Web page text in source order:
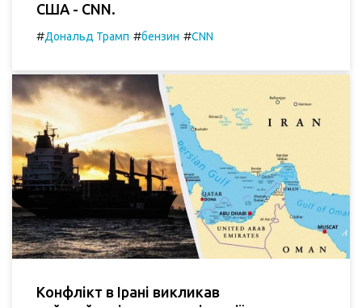
США - CNN.
#Дональд Трамп #бензин #CNN
Конфлікт в Ірані викликав